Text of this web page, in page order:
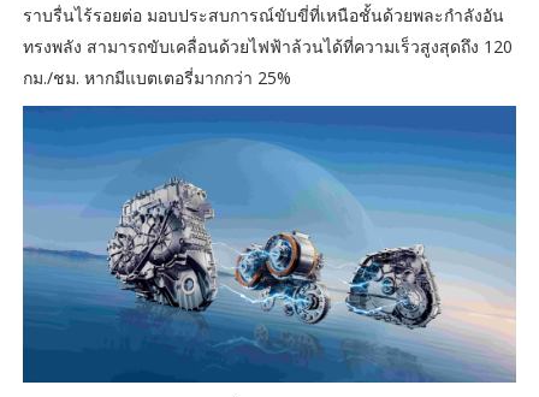
ราบรื่นไร้รอยต่อ มอบประสบการณ์ขับขี่ที่เหนือชั้นด้วยพละกำลังอัน
ทรงพลัง สามารถขับเคลื่อนด้วยไฟฟ้าล้วนได้ที่ความเร็วสูงสุดถึง 120
กม./ชม. หากมีแบตเตอรี่มากกว่า 25%